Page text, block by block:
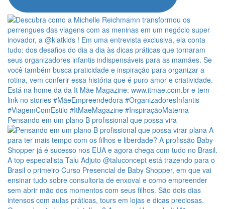
Pensando em um plano B profissional que possa vira